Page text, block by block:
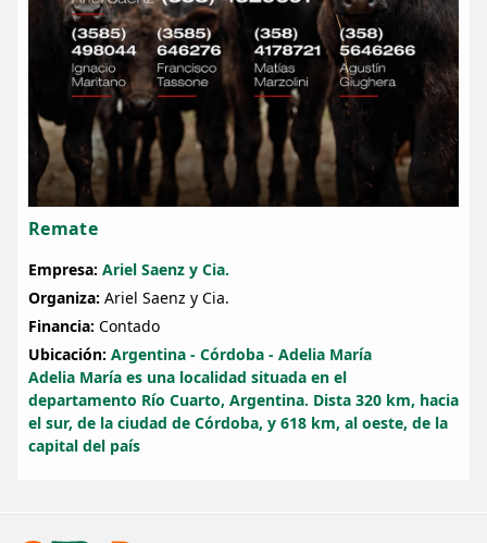
Remate
Empresa: Ariel Saenz y Cia.
Organiza: Ariel Saenz y Cia.
Financia: Contado
Ubicación: Argentina - Córdoba - Adelia María
Adelia María es una localidad situada en el
departamento Río Cuarto, Argentina. Dista 320 km, hacia
el sur, de la ciudad de Córdoba, y 618 km, al oeste, de la
capital del país